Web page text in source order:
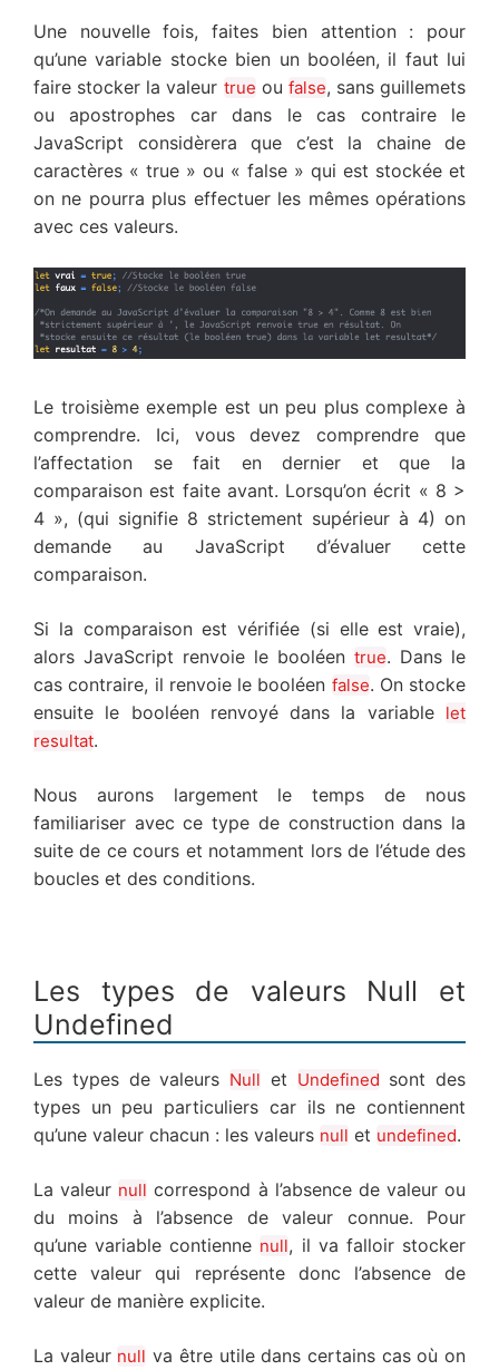
Une nouvelle fois, faites bien attention : pour
qu’une variable stocke bien un booléen, il faut lui
faire stocker la valeur true ou false, sans guillemets
ou apostrophes car dans le cas contraire le
JavaScript considèrera que c’est la chaine de
caractères « true » ou « false » qui est stockée et
on ne pourra plus effectuer les mêmes opérations
avec ces valeurs.
Le troisième exemple est un peu plus complexe à
comprendre. Ici, vous devez comprendre que
l’affectation se fait en dernier et que la
comparaison est faite avant. Lorsqu’on écrit « 8 >
4 », (qui signifie 8 strictement supérieur à 4) on
demande au JavaScript d’évaluer cette
comparaison.
Si la comparaison est vérifiée (si elle est vraie),
alors JavaScript renvoie le booléen true. Dans le
cas contraire, il renvoie le booléen false. On stocke
ensuite le booléen renvoyé dans la variable let
resultat.
Nous aurons largement le temps de nous
familiariser avec ce type de construction dans la
suite de ce cours et notamment lors de l’étude des
boucles et des conditions.
Les types de valeurs Null et
Undefined
Les types de valeurs Null et Undefined sont des
types un peu particuliers car ils ne contiennent
qu’une valeur chacun : les valeurs null et undefined.
La valeur null correspond à l’absence de valeur ou
du moins à l’absence de valeur connue. Pour
qu’une variable contienne null, il va falloir stocker
cette valeur qui représente donc l’absence de
valeur de manière explicite.
La valeur null va être utile dans certains cas où on